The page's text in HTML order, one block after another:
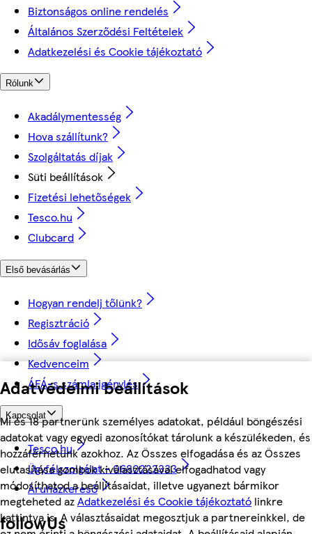
Adatvédelmi beállítások
Mi és 18 partnerünk személyes adatokat, például böngészési
adatokat vagy egyedi azonosítókat tárolunk a készülékeden, és
hozzáférhetünk azokhoz. Az Összes elfogadása és az Összes
elutasítása gombok kiválasztásával elfogadhatod vagy
módosíthatod a beállításaidat, illetve ugyanezt bármikor
megteheted azAdatkezelési és Cookie tájékoztató linkre
kattintva is. A választásaidat megosztjuk a partnereinkkel, de
Biztonságos online rendelés
Általános Szerződési Feltételek
Adatkezelési és Cookie tájékoztató
Rólunk
Akadálymentesség
Hova szállítunk?
Szolgáltatás díjak
Süti beállítások
Fizetési lehetőségek
Tesco.hu
Clubcard
Első bevásárlás
Hogyan rendelj tőlünk?
Regisztráció
Idősáv foglalása
Kedvenceim
ÁFÁ-s számla igénylés
Kapcsolat
Tesco.hu
Ügyfélszolgálat - 0680222333
Áruházkereső
followUs